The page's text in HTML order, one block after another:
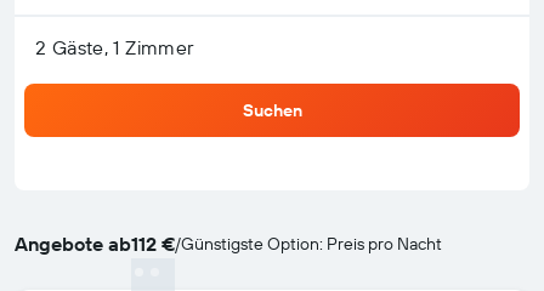
2 Gäste, 1 Zimmer
Suchen
Angebote ab112 €/Günstigste Option: Preis pro Nacht